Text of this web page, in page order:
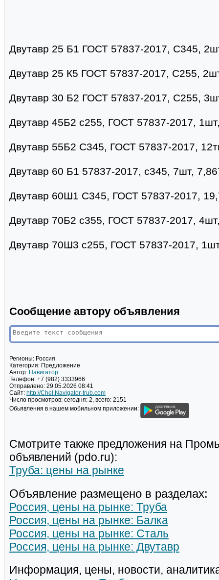
Двутавр 25 Б1 ГОСТ 57837-2017, С345,
Двутавр 25 К5 ГОСТ 57837-2017, С255,
Двутавр 30 Б2 ГОСТ 57837-2017, С255,
Двутавр 45Б2 с255, ГОСТ 57837-2017,
Двутавр 55Б2 С345, ГОСТ 57837-2017,
Двутавр 60 Б1 57837-2017, с345, 7шт,
Двутавр 60Ш1 С345, ГОСТ 57837-2017,
Двутавр 70Б2 с355, ГОСТ 57837-2017,
Двутавр 70Ш3 с255, ГОСТ 57837-2017,
Сообщение автору объявления
Регионы: Россия
Категория: Предложение
Автор: Навигатор
Телефон: +7 (982) 3333966
Отправлено: 29.05.2026 08:41
Сайт: http://Chel.Navigator-trub.com
Число просмотров: сегодня: 2, всего: 2151
Обьявления в нашем мобильном приложении:
Смотрите также предложения на
объявлений (pdo.ru):
Труба: цены на рынке
Объявление размещено в разделах:
Россия, цены на рынке: Труба
Россия, цены на рынке: Балка
Россия, цены на рынке: Сталь
Россия, цены на рынке: Двутавр
Информация, цены, новости,